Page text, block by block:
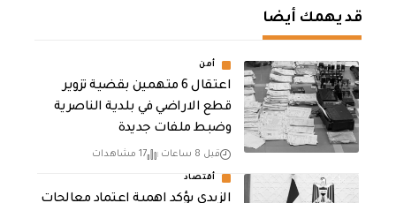
قد يهمك أيضا
أمن
اعتقال 6 متهمين بقضية تزوير
قطع الاراضي في بلدية الناصرية
وضبط ملفات جديدة
قبل 8 ساعات 17 مشاهدات
أقتصاد
الزيدي يؤكد اهمية اعتماد معالجات